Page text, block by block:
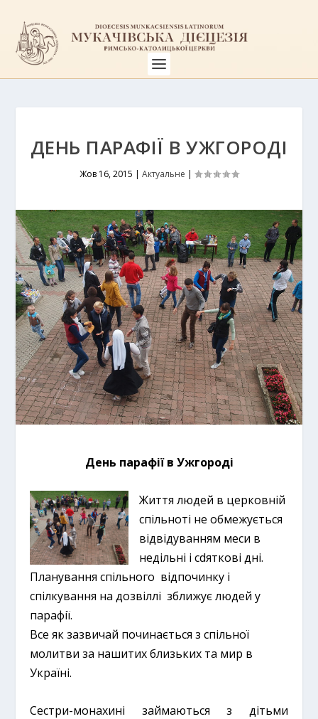
ДЕНЬ ПАРАФІЇ В УЖГОРОДІ
Жов 16, 2015 | Актуальне |
День парафії в Ужгороді
Життя людей в церковній
спільноті не обмежується
відвідуванням меси в
недільні і сdяткові дні.
Планування спільного відпочинку і
спілкування на дозвіллі зближує людей у
парафії.
Все як зазвичай починається з спільної
молитви за нашитих близьких та мир в
Україні.
Сестри-монахині займаються з дітьми